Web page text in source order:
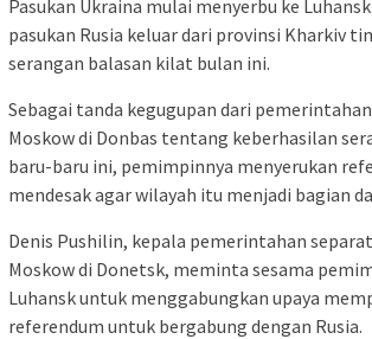
Pasukan Ukraina mulai menyerbu ke
pasukan Rusia keluar dari provinsi Kharkiv
serangan balasan kilat bulan ini.
Sebagai tanda kegugupan dari
Moskow di Donbas tentang keberhasilan
baru-baru ini, pemimpinnya menyerukan
mendesak agar wilayah itu menjadi bagian
Denis Pushilin, kepala pemerintahan
Moskow di Donetsk, meminta sesama
Luhansk untuk menggabungkan upaya
referendum untuk bergabung dengan Rusia.